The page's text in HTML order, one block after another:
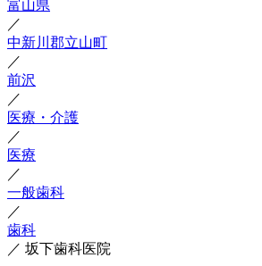
富山県
／
中新川郡立山町
／
前沢
／
医療・介護
／
医療
／
一般歯科
／
歯科
／ 坂下歯科医院